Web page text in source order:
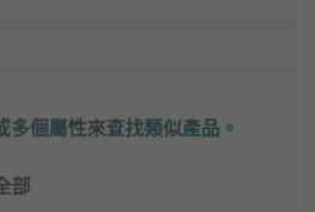
多個屬性來查找類似產品。
部